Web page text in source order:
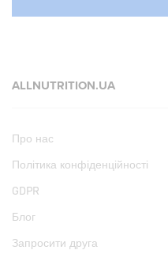
ALLNUTRITION.UA
Про нас
Політика конфіденційності
GDPR
Блог
Запросити друга